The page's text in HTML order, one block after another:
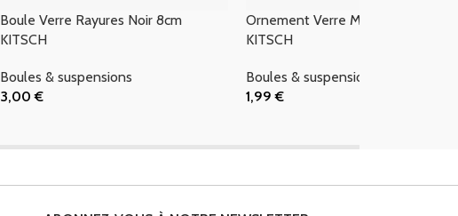
Boule Verre Rayures Noir 8cm
KITSCH
Boules & suspensions
3,00€
Ornement Verre Macaron Bleu
KITSCH
Boules & suspensions
1,99€